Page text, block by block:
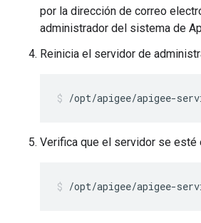
por la dirección de correo
administrador del sistema de
Reinicia el servidor de
/opt/apigee/apigee-
Verifica que el servidor se esté
/opt/apigee/apigee-